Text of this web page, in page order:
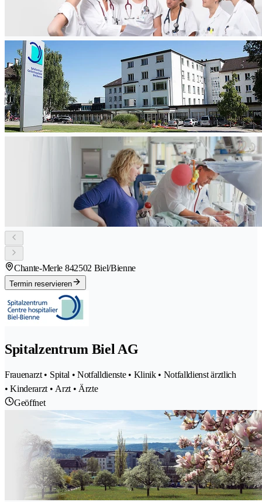
Chante-Merle 842502 Biel/Bienne
Termin reservieren
Spitalzentrum Biel AG
Frauenarzt • Spital • Notfalldienste • Klinik • Notfalldienst ärztlich
• Kinderarzt • Arzt • Ärzte
Geöffnet